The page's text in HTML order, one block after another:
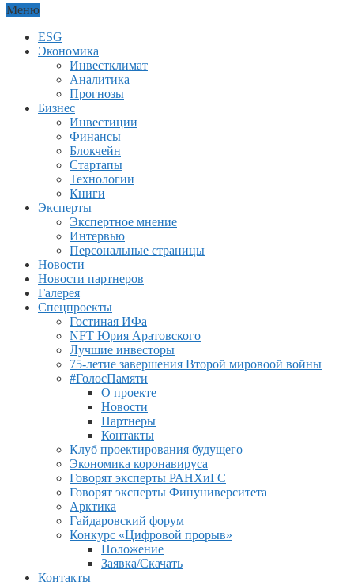
Меню
ESG
Экономика
Инвестклимат
Аналитика
Прогнозы
Бизнес
Инвестиции
Финансы
Блокчейн
Стартапы
Технологии
Книги
Эксперты
Экспертное мнение
Интервью
Персональные страницы
Новости
Новости партнеров
Галерея
Спецпроекты
Гостиная ИФа
NFT Юрия Аратовского
Лучшие инвесторы
75-летие завершения Второй мировоой войны
#ГолосПамяти
О проекте
Новости
Партнеры
Контакты
Клуб проектирования будущего
Экономика коронавируса
Говорят эксперты РАНХиГС
Говорят эксперты Финуниверситета
Арктика
Гайдаровский форум
Конкурс «Цифровой прорыв»
Положение
Заявка/Скачать
Контакты